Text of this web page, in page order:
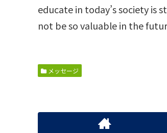
educate in today’s society is
not be so valuable in the
メッセージ